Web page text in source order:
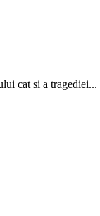
cat si a